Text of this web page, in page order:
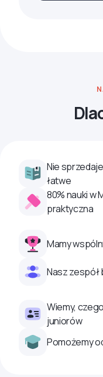
Nie
łatwe
80% nauki w
praktyczna
Mamy
Nasz
Wiemy,
juniorów
Pomożemy